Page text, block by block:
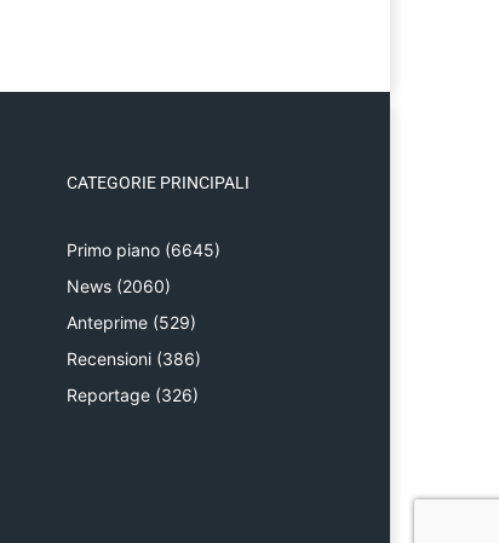
CATEGORIE PRINCIPALI
Primo piano (6645)
News (2060)
Anteprime (529)
Recensioni (386)
Reportage (326)